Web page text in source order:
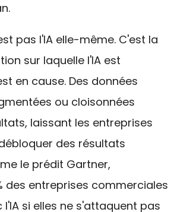
pas l'IA elle-même. C'est la
sur laquelle l'IA est
en cause. Des données
ou cloisonnées
laissant les entreprises
des résultats
le prédit Gartner,
des entreprises commerciales
si elles ne s'attaquent pas